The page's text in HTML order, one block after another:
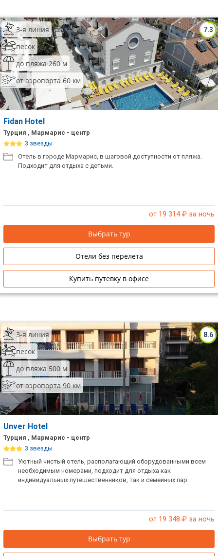
7.3
3-я линия
песок
до пляжа 260 м
от аэропорта 60 км
Fidan Hotel
Турция , Мармарис - центр
3 звезды
Отель в городе Мармарис, в шаговой доступности от пляжа.
Подходит для отдыха с детьми.
от 19 314₽ за ночь
Выбрать тур
Отели без перелета
Купить путевку в офисе
8.6
3-я линия
песок
до пляжа 500 м
от аэропорта 90 км
Unver Hotel
Турция , Мармарис - центр
3 звезды
Уютный чистый отель, располагающий оборудованными всем
необходимым номерами, подходит для отдыха как
индивидуальных путешественников, так и семейных пар.
от 19 348 ₽ за ночь
Выбрать тур